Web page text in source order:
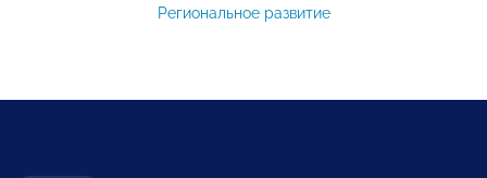
Региональное развитие